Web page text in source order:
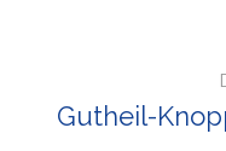
Gutheil-